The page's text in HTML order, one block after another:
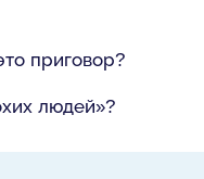
приговор?
людей»?